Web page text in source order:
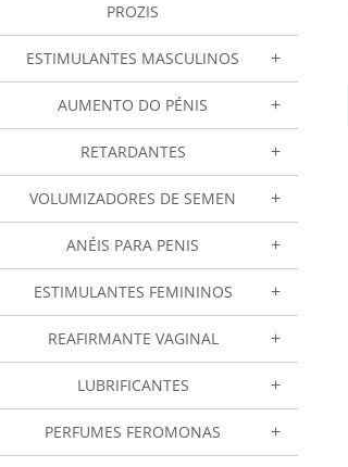
PROZIS
ESTIMULANTES MASCULINOS
AUMENTO DO PÉNIS
RETARDANTES
VOLUMIZADORES DE SEMEN
ANÉIS PARA PENIS
ESTIMULANTES FEMININOS
REAFIRMANTE VAGINAL
LUBRIFICANTES
PERFUMES FEROMONAS